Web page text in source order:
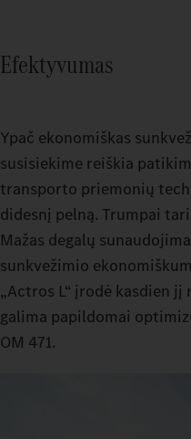
Efektyvumas
Ypač ekonomiškas
susisiekime reiškia
transporto priemonių
didesnį pelną. Trumpai
Mažas degalų
sunkvežimio
„Actros L“ įrodė kasdien
galima papildomai
OM 471.